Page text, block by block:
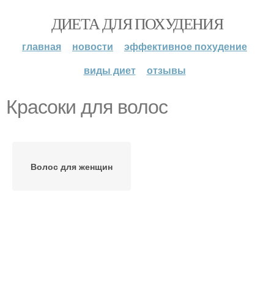
ДИЕТА ДЛЯ ПОХУДЕНИЯ
главная новости
эффективное похудение
виды диет
отзывы
Красоки для волос
Волос для женщин